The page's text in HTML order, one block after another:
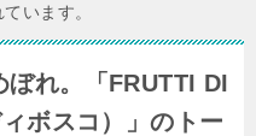
います。
ぼれ。「FRUTTI DI
ボスコ）」のトー